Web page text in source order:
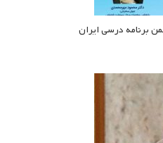
برنامه درسی ایران